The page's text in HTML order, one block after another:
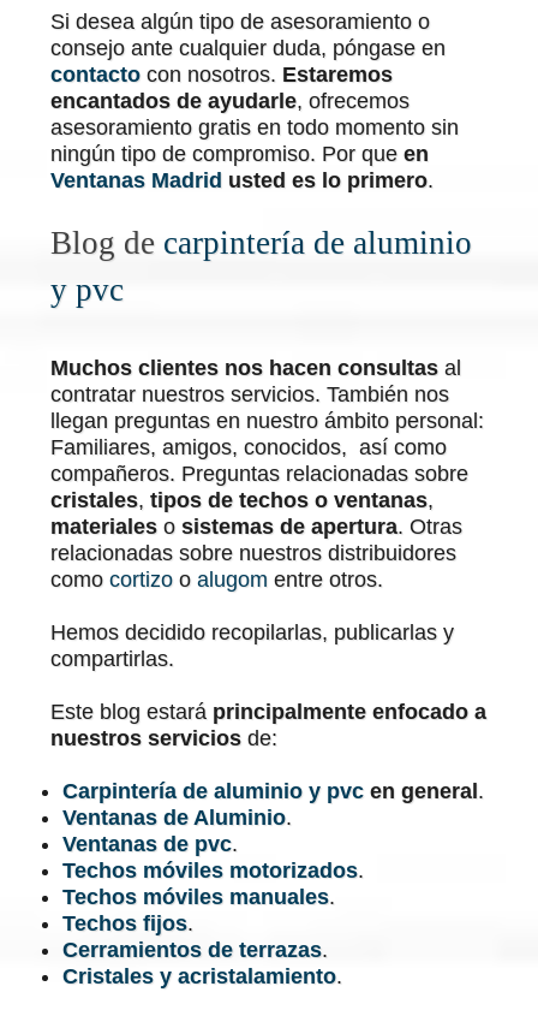
Si desea algún tipo de asesoramiento o
consejo ante cualquier duda, póngase en
contacto con nosotros. Estaremos
encantados de ayudarle, ofrecemos
asesoramiento gratis en todo momento sin
ningún tipo de compromiso. Por queen
Ventanas Madrid usted es lo primero.
Blog de carpintería de aluminio
y pvc
Muchos clientes nos hacen consultas al
contratar nuestros servicios. También nos
llegan preguntas en nuestro ámbito personal:
Familiares, amigos, conocidos, así como
compañeros. Preguntas relacionadas sobre
cristales,tipos de techos o ventanas,
materiales osistemas de apertura. Otras
relacionadas sobre nuestros distribuidores
comocortizo oalugom entre otros.
Hemos decidido recopilarlas, publicarlas y
compartirlas.
Este blog estará principalmente enfocado a
nuestros servicios de:
Carpintería de aluminio y pvc en general .
Ventanas de Aluminio.
Ventanas de pvc.
Techos móviles motorizados.
Techos móviles manuales.
Techos fijos.
Cerramientos de terrazas.
Cristales y acristalamiento.